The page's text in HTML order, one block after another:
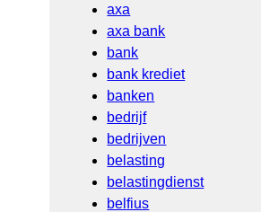
axa
axa bank
bank
bank krediet
banken
bedrijf
bedrijven
belasting
belastingdienst
belfius